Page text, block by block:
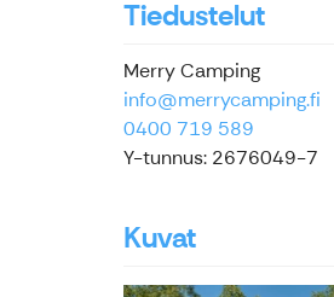
Tiedustelut
Merry Camping
info@merrycamping.fi
0400 719 589
Y-tunnus: 2676049-7
Kuvat